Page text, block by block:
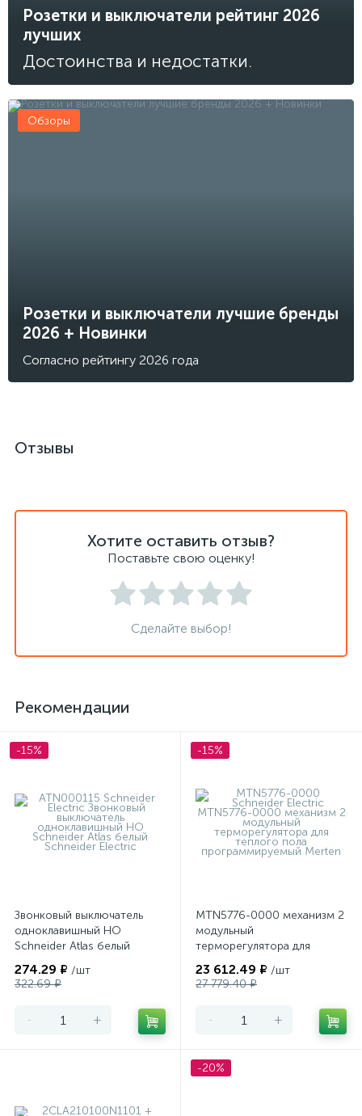
Розетки и выключатели рейтинг 2026
лучших
Достоинства и недостатки.
Розетки и выключатели лучшие бренды
2026 + Новинки
Согласно рейтингу 2026 года
Обзоры
Отзывы
Хотите оставить отзыв?
Поставьте свою оценку!
Сделайте выбор!
Рекомендации
-15%
Звонковый выключатель
одноклавишный НО
Schneider Atlas белый
274.29 ₽ /шт
322.69 ₽
- +
-15%
MTN5776-0000 механизм 2
модульный
терморегулятора для
программируемый Merten
23 612.49 ₽ /шт
27 779.40 ₽
- +
-20%